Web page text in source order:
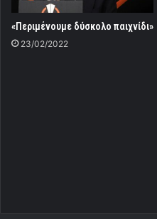
«Περιμένουμε δύσκολο παιχνίδι»
23/02/2022